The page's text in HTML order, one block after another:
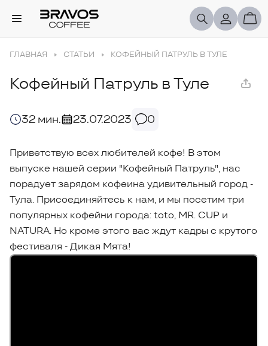
ГЛАВНАЯ СТАТЬИ КОФЕЙНЫЙ ПАТРУЛЬ В ТУЛЕ
Кофейный Патруль в Туле
32 мин. 23.07.2023 0
Приветствую всех любителей кофе! В этом
выпуске нашей серии "Кофейный Патруль", нас
порадует зарядом кофеина удивительный город -
Тула. Присоединяйтесь к нам, и мы посетим три
популярных кофейни города: toto, MR. CUP и
NATURA. Но кроме этого вас ждут кадры с крутого
фестиваля - Дикая Мята!